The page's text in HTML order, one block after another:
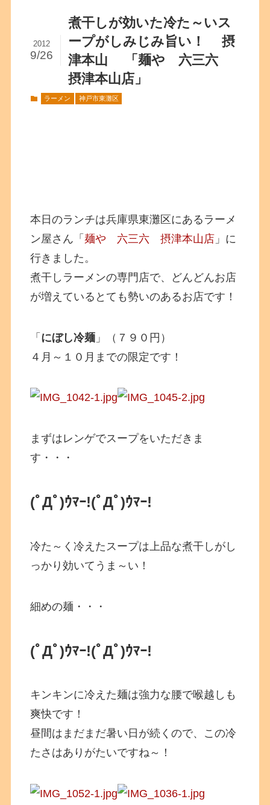
煮干しが効いた冷た～いス
ープがしみじみ旨い！ 摂
津本山 「麺や 六三六
摂津本山店」
2012
9/26
ラーメン 神戸市東灘区
本日のランチは兵庫県東灘区にあるラーメ
ン屋さん「麺や 六三六 摂津本山店 」に
行きました。
煮干しラーメンの専門店で、どんどんお店
が増えているとても勢いのあるお店です！
「 にぼし冷麺 」（７９０円）
４月～１０月までの限定です！
まずはレンゲでスープをいただきま
す・・・
(ﾟДﾟ)ｳﾏｰ!(ﾟДﾟ)ｳﾏｰ!
冷た～く冷えたスープは上品な煮干しがし
っかり効いてうま～い！
細めの麺・・・
(ﾟДﾟ)ｳﾏｰ!(ﾟДﾟ)ｳﾏｰ!
キンキンに冷えた麺は強力な腰で喉越しも
爽快です！
昼間はまだまだ暑い日が続くので、この冷
たさはありがたいですね～！